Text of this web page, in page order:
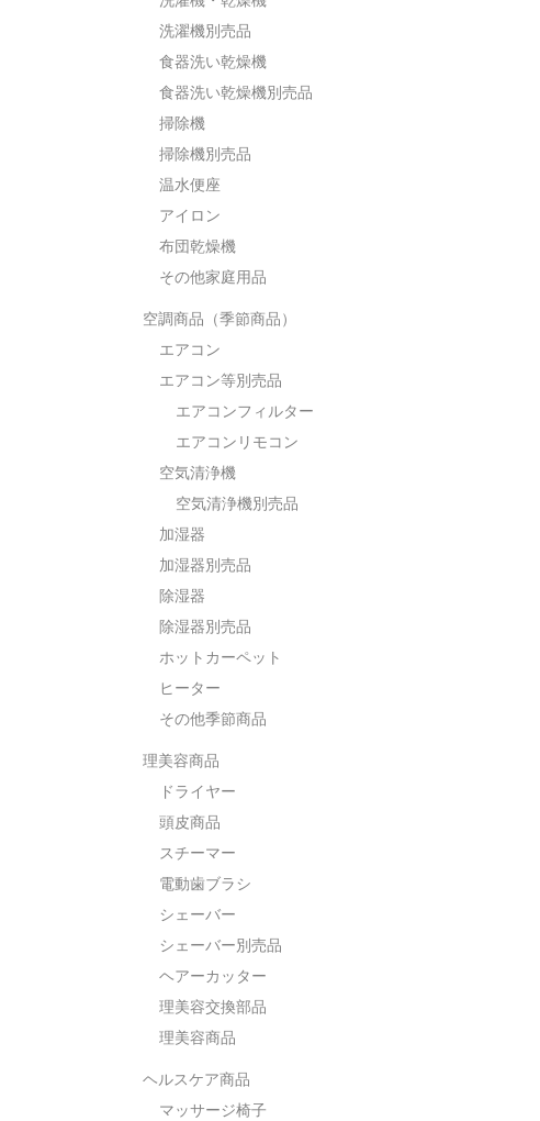
洗濯機別売品
食器洗い乾燥機
食器洗い乾燥機別売品
掃除機
掃除機別売品
温水便座
アイロン
布団乾燥機
その他家庭用品
空調商品（季節商品）
エアコン
エアコン等別売品
エアコンフィルター
エアコンリモコン
空気清浄機
空気清浄機別売品
加湿器
加湿器別売品
除湿器
除湿器別売品
ホットカーペット
ヒーター
その他季節商品
理美容商品
ドライヤー
頭皮商品
スチーマー
電動歯ブラシ
シェーバー
シェーバー別売品
ヘアーカッター
理美容交換部品
理美容商品
ヘルスケア商品
マッサージ椅子